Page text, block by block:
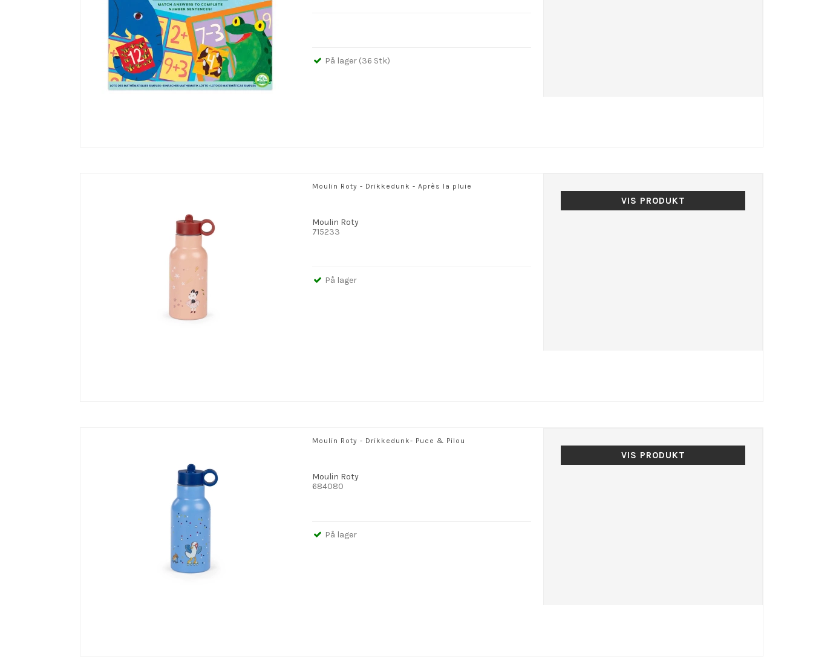
På lager (36 Stk)
Moulin Roty - Drikkedunk - Après la pluie
Moulin Roty
715233
På lager
VIS PRODUKT
Moulin Roty - Drikkedunk- Puce & Pilou
Moulin Roty
684080
På lager
VIS PRODUKT